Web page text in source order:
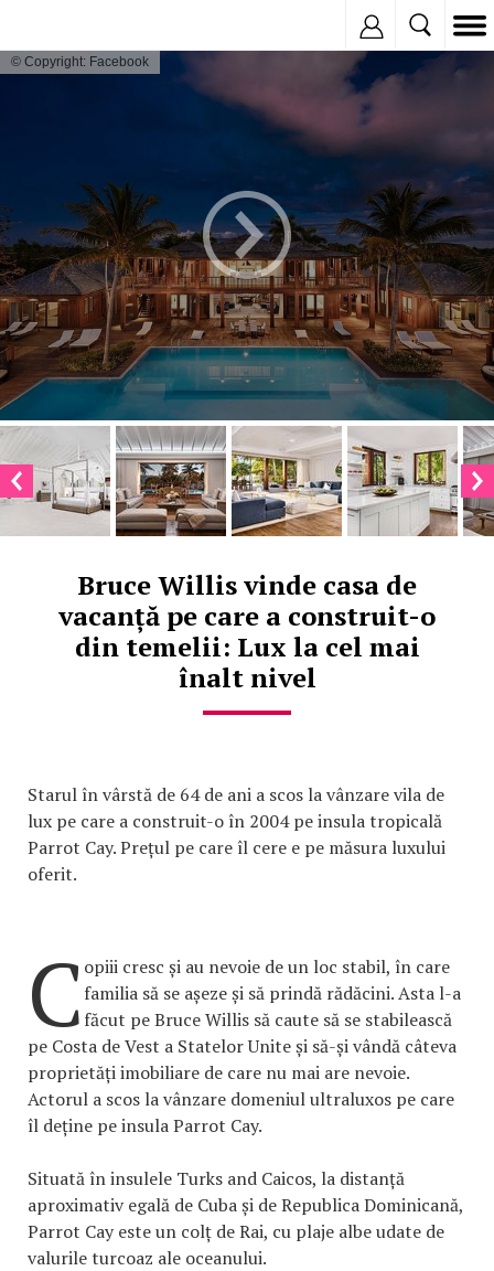
© Copyright: Facebook
Bruce Willis vinde casa de
vacanță pe care a construit-o
din temelii: Lux la cel mai
înalt nivel
Starul în vârstă de 64 de ani a scos la vânzare vila de
lux pe care a construit-o în 2004 pe insula tropicală
Parrot Cay. Prețul pe care îl cere e pe măsura luxului
oferit.
C opiii cresc și au nevoie de un loc stabil, în care
familia să se așeze și să prindă rădăcini. Asta l-a
făcut pe Bruce Willis să caute să se stabilească
pe Costa de Vest a Statelor Unite și să-și vândă câteva
proprietăți imobiliare de care nu mai are nevoie.
Actorul a scos la vânzare domeniul ultraluxos pe care
îl deține pe insula Parrot Cay.
Situată în insulele Turks and Caicos, la distanță
aproximativ egală de Cuba și de Republica Dominicană,
Parrot Cay este un colț de Rai, cu plaje albe udate de
valurile turcoaz ale oceanului.